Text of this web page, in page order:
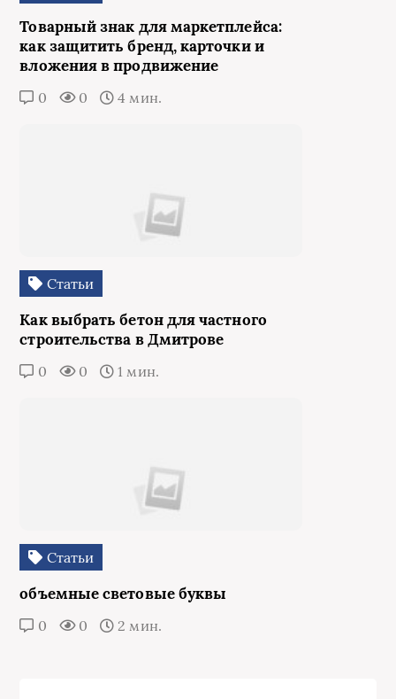
Товарный знак для маркетплейса:
как защитить бренд, карточки и
вложения в продвижение
0 0 4 мин.
Статьи
Как выбрать бетон для частного
строительства в Дмитрове
0 0 1 мин.
Статьи
объемные световые буквы
0 0 2 мин.